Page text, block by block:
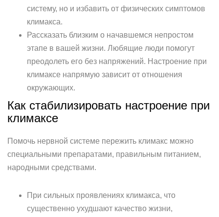
систему, но и избавить от физических симптомов
климакса.
Рассказать близким о начавшемся непростом
этапе в вашей жизни. Любящие люди помогут
преодолеть его без напряжений. Настроение при
климаксе напрямую зависит от отношения
окружающих.
Как стабилизировать настроение при
климаксе
Помочь нервной системе пережить климакс можно
специальными препаратами, правильным питанием,
народными средствами.
При сильных проявлениях климакса, что
существенно ухудшают качество жизни,